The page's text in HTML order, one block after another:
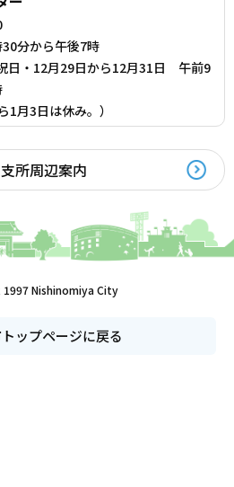
分から午後7時
日・12月29日から12月31日 午前9
1月3日は休み。）
所周辺案内
Nishinomiya City
ップページに戻る